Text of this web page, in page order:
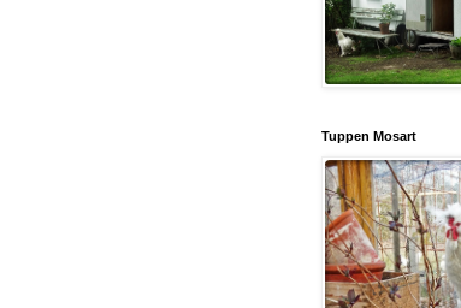
Tuppen Mosart